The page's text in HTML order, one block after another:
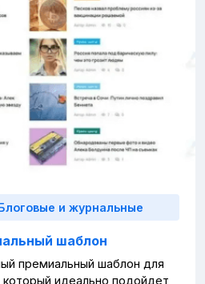
и журнальные
шаблон
премиальный шаблон для
который идеально подойдет